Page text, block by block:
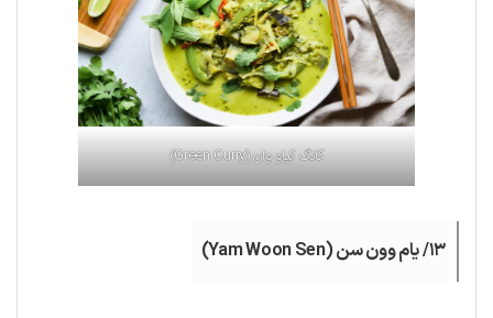
کانگ کیاو وان (Green Curry)
۱۳/ یام وون سن (Yam Woon Sen)